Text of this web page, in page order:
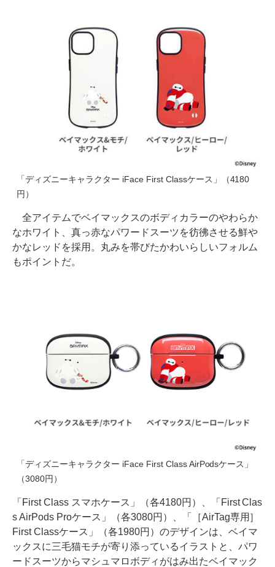
「ディズニーキャラクター iFace First Classケース」（4180
円）
全アイテムでベイマックスのボディカラーのやわらか
なホワイト、真っ赤なパワードスーツを彷彿させる鮮や
かなレッドを採用。丸みを帯びたかわいらしいフォルム
もポイントだ。
「ディズニーキャラクター iFace First Class AirPodsケース」
（3080円）
「First Class スマホケース」（各4180円）、「First Clas
s AirPods Proケース」（各3080円）、「［AirTag専用］
First Classケース」（各1980円）のデザインは、ベイマ
ックスに三毛猫モチが寄り添っているイラストと、パワ
ードスーツからマシュマロボディがはみ出たベイマック